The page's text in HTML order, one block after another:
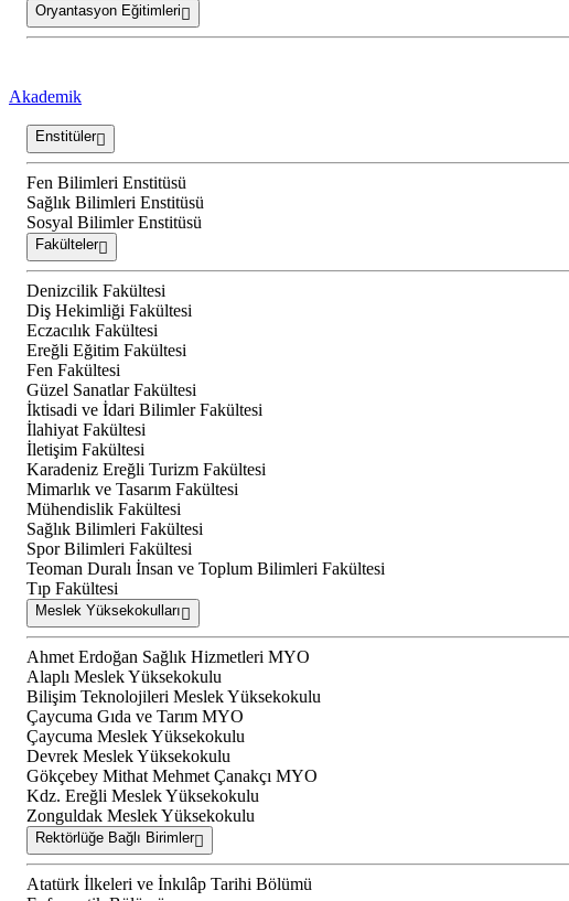
Oryantasyon Eğitimleri
Akademik
Enstitüler
Fen Bilimleri Enstitüsü
Sağlık Bilimleri Enstitüsü
Sosyal Bilimler Enstitüsü
Fakülteler
Denizcilik Fakültesi
Diş Hekimliği Fakültesi
Eczacılık Fakültesi
Ereğli Eğitim Fakültesi
Fen Fakültesi
Güzel Sanatlar Fakültesi
İktisadi ve İdari Bilimler Fakültesi
İlahiyat Fakültesi
İletişim Fakültesi
Karadeniz Ereğli Turizm Fakültesi
Mimarlık ve Tasarım Fakültesi
Mühendislik Fakültesi
Sağlık Bilimleri Fakültesi
Spor Bilimleri Fakültesi
Teoman Duralı İnsan ve Toplum Bilimleri Fakültesi
Tıp Fakültesi
Meslek Yüksekokulları
Ahmet Erdoğan Sağlık Hizmetleri MYO
Alaplı Meslek Yüksekokulu
Bilişim Teknolojileri Meslek Yüksekokulu
Çaycuma Gıda ve Tarım MYO
Çaycuma Meslek Yüksekokulu
Devrek Meslek Yüksekokulu
Gökçebey Mithat Mehmet Çanakçı MYO
Kdz. Ereğli Meslek Yüksekokulu
Zonguldak Meslek Yüksekokulu
Rektörlüğe Bağlı Birimler
Atatürk İlkeleri ve İnkılâp Tarihi Bölümü